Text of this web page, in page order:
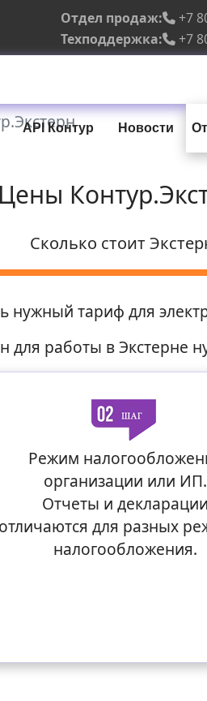
Отдел продаж: +7
Техподдержка:
+7
API Контур Новости
Цены
Сколько стоит
нужный тариф для
работы в Экстерне
Режим
организации или ИП.
Отчеты и декларации
отличаются для разных
налогообложения.